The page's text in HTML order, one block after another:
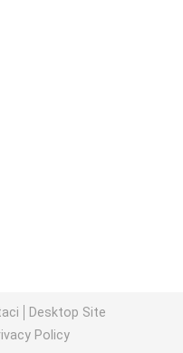
Desktop Site
Policy